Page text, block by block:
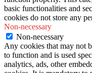
basic functionalities and
cookies do not store any
Non-necessary
Non-necessary
Any cookies that may not
to function and is used
analytics, ads, other